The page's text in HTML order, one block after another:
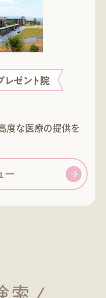
度な医療の提供を
ー